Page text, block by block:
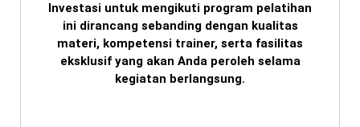
Investasi untuk mengikuti program pelatihan
ini dirancang sebanding dengan kualitas
materi, kompetensi trainer, serta fasilitas
eksklusif yang akan Anda peroleh selama
kegiatan berlangsung.